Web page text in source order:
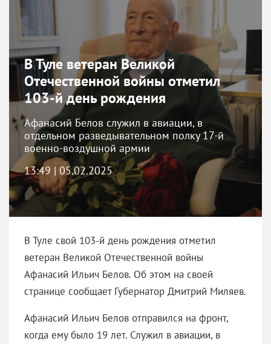
В Туле ветеран Великой
Отечественной войны отметил
103-й день рождения
Афанасий Белов служил в авиации, в
отдельном разведывательном полку 17-й
военно-воздушной армии
13:49 | 05.02.2025
В Туле свой 103-й день рождения отметил
ветеран Великой Отечественной войны
Афанасий Ильич Белов. Об этом на своей
странице сообщает Губернатор Дмитрий Миляев.
Афанасий Ильич Белов отправился на фронт,
когда ему было 19 лет. Служил в авиации, в